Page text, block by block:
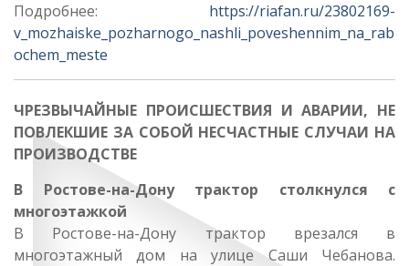
Подробнее: https://riafan.ru/23802169-
v_mozhaiske_pozharnogo_nashli_poveshennim_na_rab
ochem_meste
ЧРЕЗВЫЧАЙНЫЕ ПРОИСШЕСТВИЯ И АВАРИИ, НЕ
ПОВЛЕКШИЕ ЗА СОБОЙ НЕСЧАСТНЫЕ СЛУЧАИ НА
ПРОИЗВОДСТВЕ
В Ростове-на-Дону трактор столкнулся с
многоэтажкой
В Ростове-на-Дону трактор врезался в
многоэтажный дом на улице Саши Чебанова.